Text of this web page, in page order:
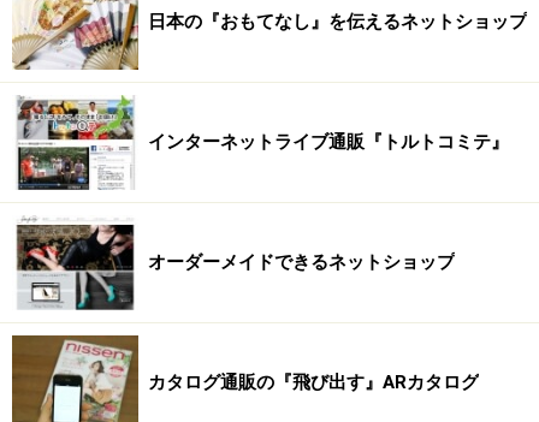
日本の『おもてなし』を伝えるネットショップ
インターネットライブ通販『トルトコミテ』
オーダーメイドできるネットショップ
カタログ通販の『飛び出す』ARカタログ